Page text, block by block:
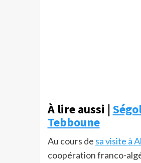
À lire aussi |
Tebboune
Au cours de sa visite à
coopération franco-